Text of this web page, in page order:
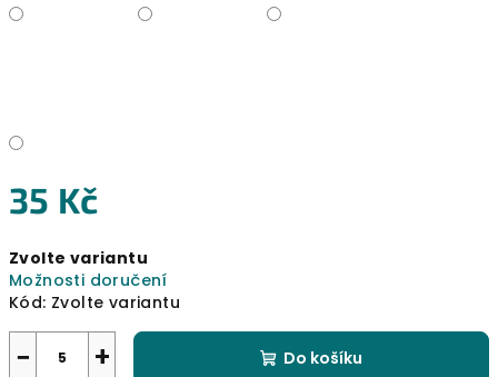
35 Kč
cena:
Zvolte variantu
Možnosti doručení
Kód: Zvolte variantu
+
− Do košíku